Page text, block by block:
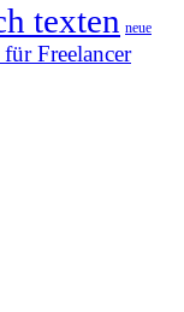
texten neue
Freelancer